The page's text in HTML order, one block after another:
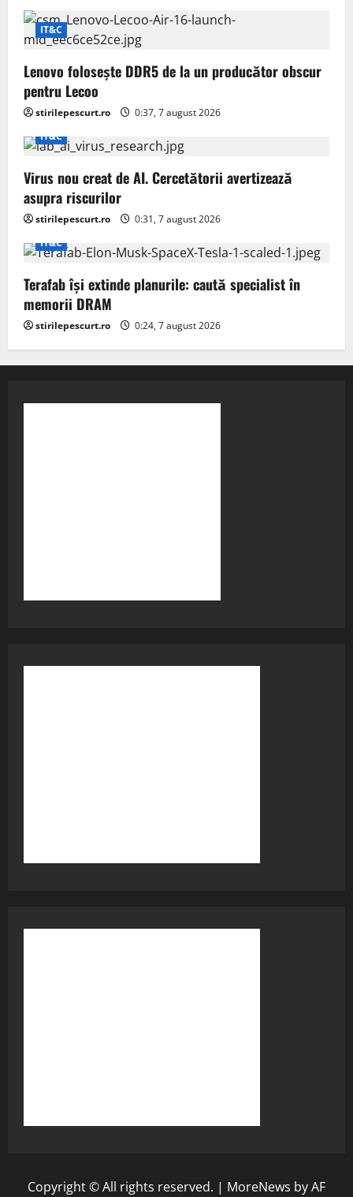
IT&C
Lenovo folosește DDR5 de la un producător obscur
pentru Lecoo
stirilepescurt.ro
0:37, 7 august 2026
IT&C
Virus nou creat de AI. Cercetătorii avertizează
asupra riscurilor
stirilepescurt.ro
0:31, 7 august 2026
IT&C
Terafab își extinde planurile: caută specialist în
memorii DRAM
stirilepescurt.ro 0:24, 7 august 2026
Copyright © All rights reserved. | MoreNews by AF